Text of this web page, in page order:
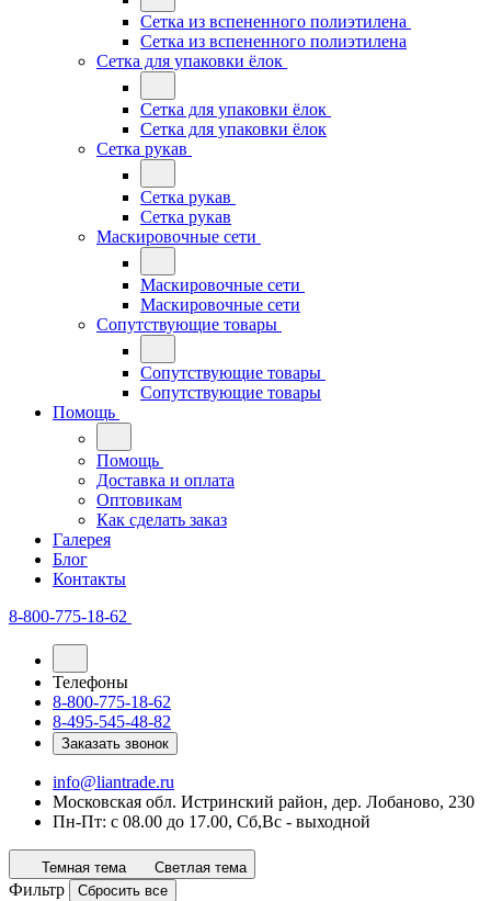
Сетка из вспененного полиэтилена
Сетка из вспененного полиэтилена
Сетка для упаковки ёлок
Сетка для упаковки ёлок
Сетка для упаковки ёлок
Сетка рукав
Сетка рукав
Сетка рукав
Маскировочные сети
Маскировочные сети
Маскировочные сети
Сопутствующие товары
Сопутствующие товары
Сопутствующие товары
Помощь
Помощь
Доставка и оплата
Оптовикам
Как сделать заказ
Галерея
Блог
Контакты
8-800-775-18-62
Телефоны
8-800-775-18-62
8-495-545-48-82
Заказать звонок
info@liantrade.ru
Московская обл. Истринский район, дер. Лобаново, 230
Пн-Пт: c 08.00 до 17.00, Cб,Вс - выходной
Темная тема Светлая тема
Фильтр Сбросить все